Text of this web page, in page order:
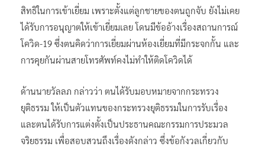
สิทธิในการเข้าเยี่ยม เพราะตั้งแต่ลูกชายของตนถูกจับ ยังไม่เคย
ได้รับการอนุญาตให้เข้าเยี่ยมเลย โดนมีข้ออ้างเรื่องสถานการณ์
โควิด-19 ซึ่งตนคิดว่าการเยี่ยมผ่านห้องเยี่ยมที่มีกระจกกั้น และ
การคุยกันผ่านสายโทรศัพท์คงไม่ทำให้ติดโควิดได้
ด้านนายวัลลภ กล่าวว่า ตนได้รับมอบหมายจากกระทรวง
ยุติธรรม ให้เป็นตัวแทนของกระทรวงยุติธรรมในการรับเรื่อง
และตนได้รับการแต่งตั้งเป็นประธานคณะกรรมการประมวล
จริยธรรม เพื่อสอบสวนถึงเรื่องดังกล่าว ซึ่งข้อกังวลเกี่ยวกับ